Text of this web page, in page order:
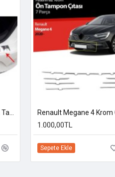
1.000,00TL
Sepete Ekle